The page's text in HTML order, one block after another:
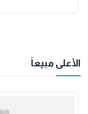
الأعلى مبيعاً